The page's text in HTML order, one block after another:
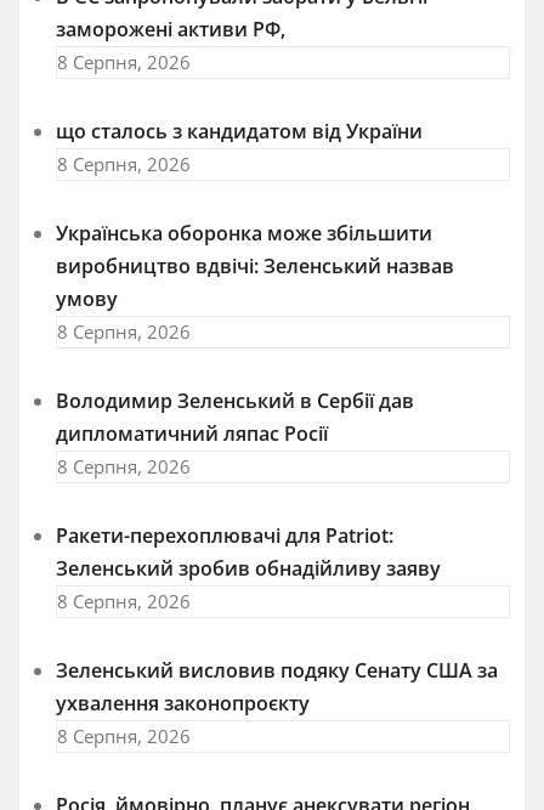
заморожені активи РФ,
8 Серпня, 2026
що сталось з кандидатом від України
8 Серпня, 2026
Українська оборонка може збільшити
виробництво вдвічі: Зеленський назвав
умову
8 Серпня, 2026
Володимир Зеленський в Сербії дав
дипломатичний ляпас Росії
8 Серпня, 2026
Ракети-перехоплювачі для Patriot:
Зеленський зробив обнадійливу заяву
8 Серпня, 2026
Зеленський висловив подяку Сенату США за
ухвалення законопроєкту
8 Серпня, 2026